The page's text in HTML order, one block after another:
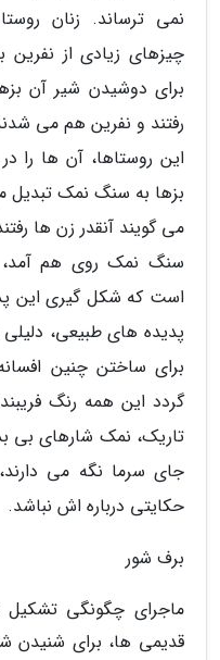
نمی ترساند. زنان
چیزهای زیادی از نفرین
برای دوشیدن شیر آن
رفتند و نفرین هم می
این روستاها، آن ها را
بزها به سنگ نمک تبدیل
می گویند آنقدر زن ها
سنگ نمک روی هم
است که شکل گیری این
پدیده های طبیعی، دلیلی
برای ساختن چنین
گردد این همه رنگ
تاریک، نمک شارهای بی
جای سرما نگه می
حکایتی درباره اش نباشد.
برف شور
ماجرای چگونگی
قدیمی ها، برای شنیدن